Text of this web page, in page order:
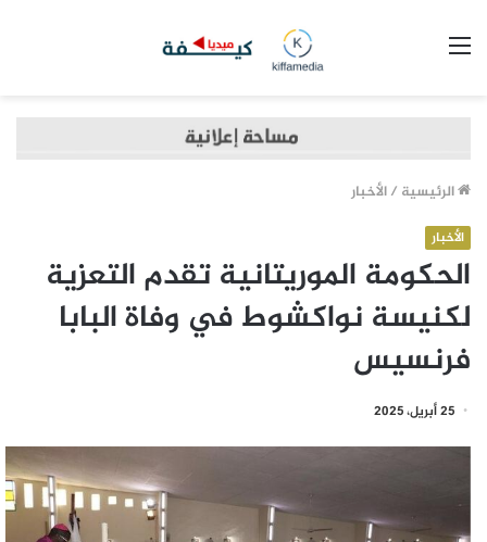
الرئيسية /الأخبار
الأخبار
الحكومة الموريتانية تقدم التعزية
لكنيسة نواكشوط في وفاة البابا
فرنسيس
25 أبريل، 2025